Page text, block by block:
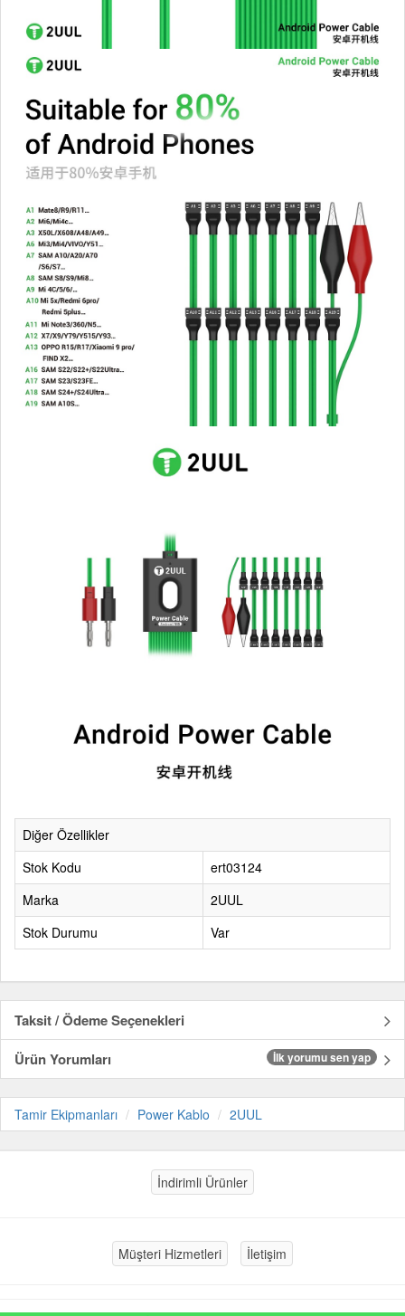
Diğer Özellikler
Stok Kodu
ert03124
Marka
2UUL
Stok Durumu
Var
Taksit / Ödeme Seçenekleri
Ürün Yorumları
İlk yorumu sen yap
Tamir Ekipmanları Power Kablo 2UUL
İndirimli Ürünler
Müşteri Hizmetleri İletişim